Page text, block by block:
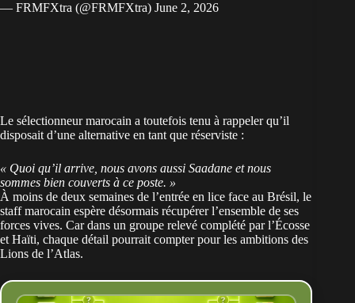
— FRMFXtra (@FRMFXtra) June 2, 2026
Le sélectionneur marocain a toutefois tenu à rappeler qu’il
disposait d’une alternative en tant que réserviste :
« Quoi qu’il arrive, nous avons aussi Saadane et nous
sommes bien couverts à ce poste. »
À moins de deux semaines de l’entrée en lice face au Brésil, le
staff marocain espère désormais récupérer l’ensemble de ses
forces vives. Car dans un groupe relevé complété par l’Écosse
et Haïti, chaque détail pourrait compter pour les ambitions des
Lions de l’Atlas.